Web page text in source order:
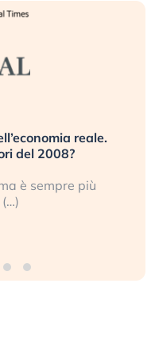
reale.
del 2008?
è sempre più